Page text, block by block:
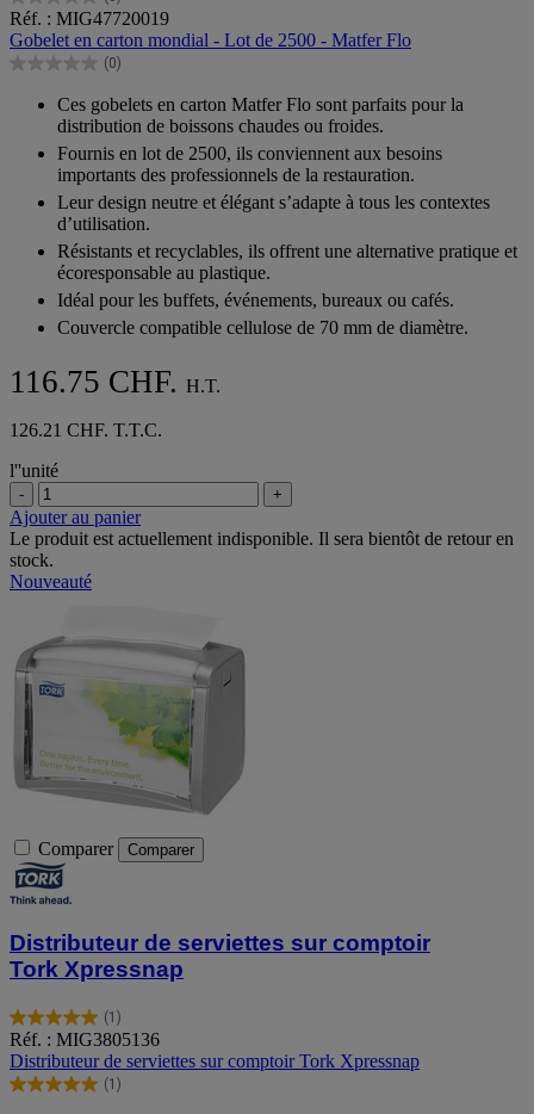
0.0
sur
5
étoiles.
Réf. : MIG47720019
Gobelet en carton mondial - Lot de 2500 - Matfer Flo
(0)
0.0
étoiles.
Ces gobelets en carton Matfer Flo sont parfaits pour la
distribution de boissons chaudes ou froides.
Fournis en lot de 2500, ils conviennent aux besoins
importants des professionnels de la restauration.
Leur design neutre et élégant s’adapte à tous les contextes
d’utilisation.
Résistants et recyclables, ils offrent une alternative pratique et
écoresponsable au plastique.
Idéal pour les buffets, événements, bureaux ou cafés.
Couvercle compatible cellulose de 70 mm de diamètre.
116.75 CHF. H.T.
126.21 CHF. T.T.C.
l''unité
- +
Ajouter au panier
Le produit est actuellement indisponible. Il sera bientôt de retour en
stock.
Nouveauté
Comparer Comparer
Distributeur de serviettes sur comptoir
Tork Xpressnap
(1)
5.0
sur
5
étoiles.
Réf. : MIG3805136
Distributeur de serviettes sur comptoir Tork Xpressnap
(1)
5.0